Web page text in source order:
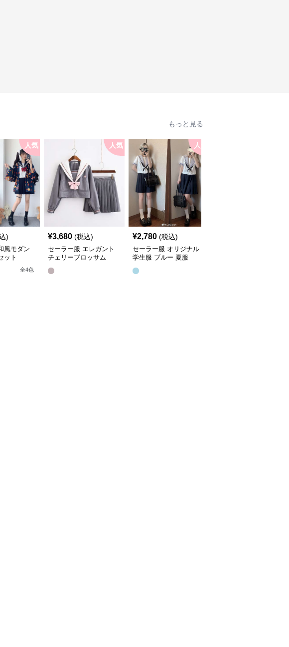
もっと見る
人気
)
風モダン
ット
全4色
人気
¥3,680 (税込)
セーラー服 エレガント
チェリーブロッサム
人気
¥2,780 (税込)
セーラー服 オリジナル
学生服 ブルー 夏服